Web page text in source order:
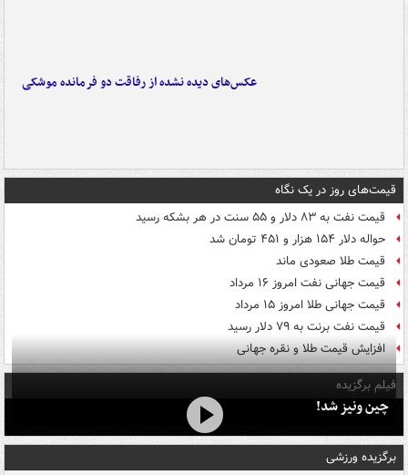
عکس‌های دیده نشده از رفاقت دو فرمانده‌ موشکی
قیمت‌های روز در یک نگاه
قیمت نفت به ۸۳ دلار و ۵۵ سنت در هر بشکه رسید
حواله دلار ۱۵۴ هزار و ۴۵۱ تومان شد
قیمت طلا صعودی ماند
قیمت جهانی نفت امروز ۱۶ مرداد
قیمت جهانی طلا امروز ۱۵ مرداد
قیمت نفت برنت به ۷۹ دلار رسید
افزایش قیمت طلا و نقره جهانی
فیلم برگزیده
چین ونیز شد!
برگزیده ورزشی